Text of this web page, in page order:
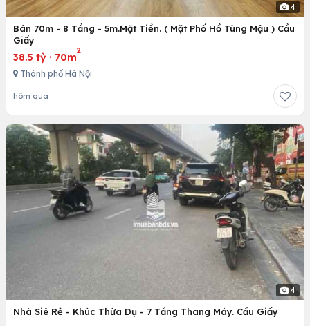
4
Bán 70m - 8 Tầng - 5m.Mặt Tiền. ( Mặt Phố Hồ Tùng Mậu ) Cầu
Giấy
38.5 tỷ · 70m
2
Thành phố Hà Nội
hôm qua
4
Nhà Siê Rẻ - Khúc Thừa Dụ - 7 Tầng Thang Máy. Cầu Giấy